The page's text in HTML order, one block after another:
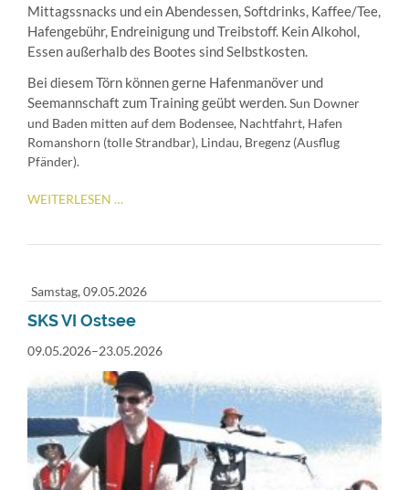
Mittagssnacks und ein Abendessen, Softdrinks, Kaffee/Tee,
Hafengebühr, Endreinigung und Treibstoff. Kein Alkohol,
Essen außerhalb des Bootes sind Selbstkosten.
Bei diesem Törn können gerne Hafenmanöver und
Seemannschaft zum Training geübt werden.Sun Downer
und Baden mitten auf dem Bodensee, Nachtfahrt, Hafen
Romanshorn (tolle Strandbar), Lindau, Bregenz (Ausflug
Pfänder).
WEITERLESEN …
Samstag,09.05.2026
SKS VI Ostsee
09.05.2026–23.05.2026